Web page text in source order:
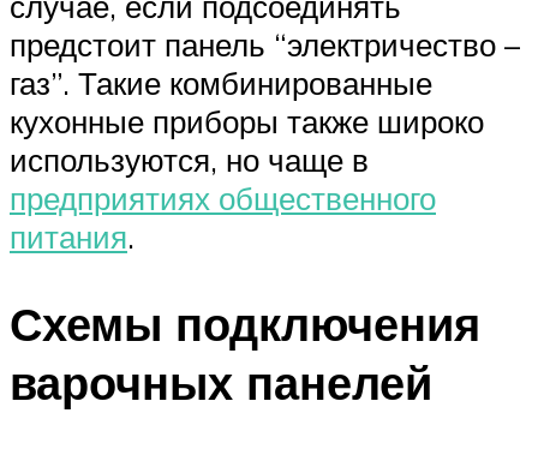
предстоит панель “электричество –
газ”. Такие комбинированные
кухонные приборы также широко
используются, но чаще в
предприятиях общественного
питания.
Схемы подключения
варочных панелей